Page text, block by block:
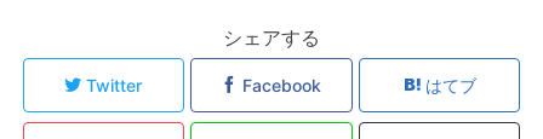
シェアする
Twitter Facebook はてブ